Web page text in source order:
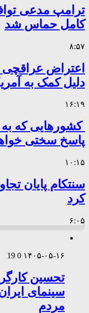
ترامپ مدعی
کامل حماس شد
۸:۵۷
اعتراض عراقچی
دلیل کمک به
۱۶:۱۹
کشورهایی که
پاسخ سختی
۱۰:۱۵
سنتکام پایان
کرد
۶:۰۵
۱۴۰۵-۰۵-۱۶ 0
19
تحسین
سینمای
مردم